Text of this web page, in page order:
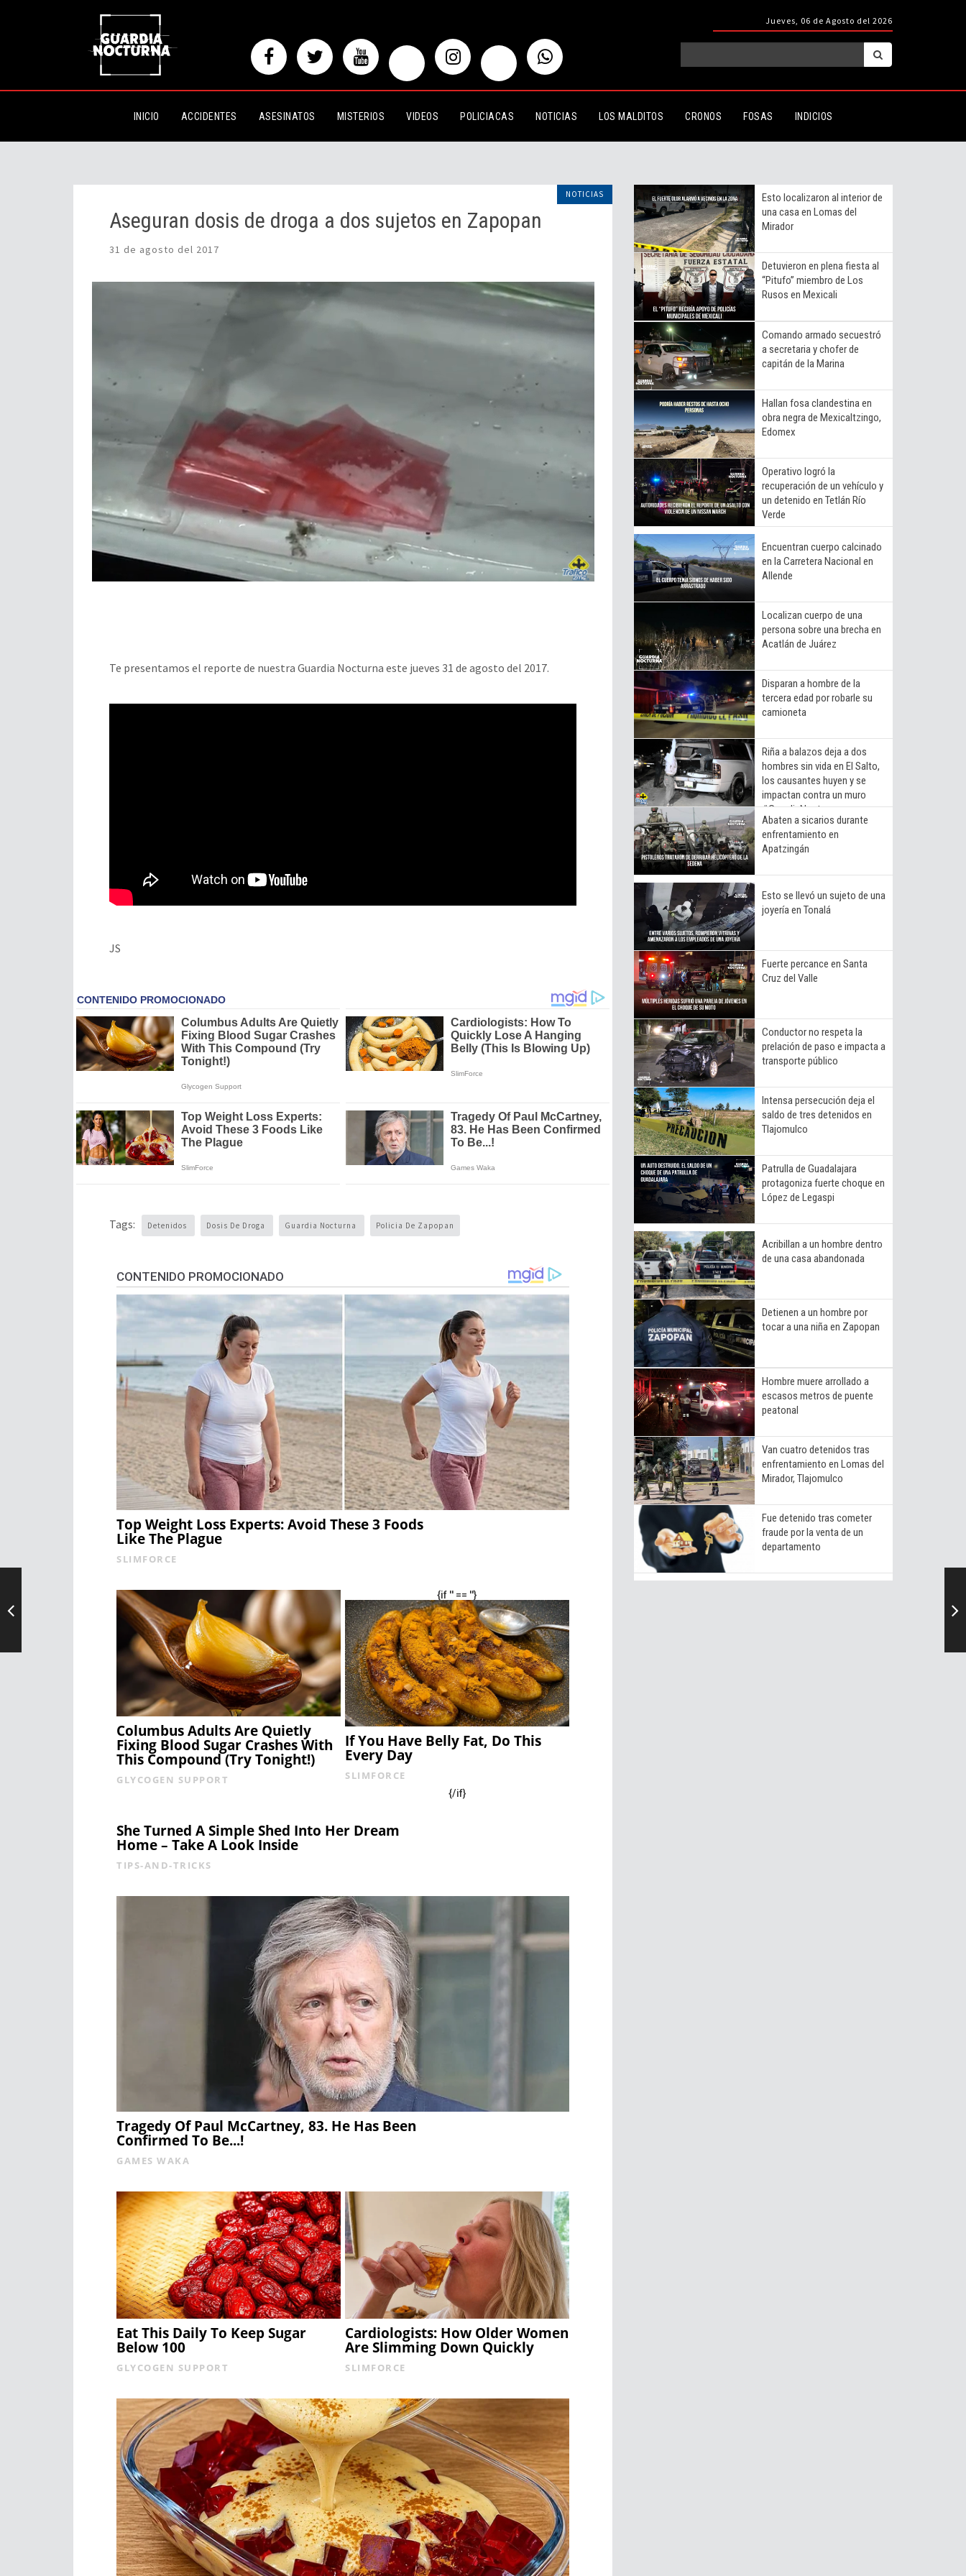
Jueves, 06 de Agosto del 2026
INICIO ACCIDENTES ASESINATOS MISTERIOS VIDEOS POLICIACAS NOTICIAS LOS MALDITOS CRONOS FOSAS INDICIOS
Aseguran dosis de droga a dos sujetos en Zapopan
NOTICIAS
Aseguran dosis de droga a dos sujetos en Zapopan
31 de agosto del 2017
Te presentamos el reporte de nuestra Guardia Nocturna este jueves 31 de agosto del 2017.
JS
Tags: Detenidos Dosis De Droga Guardia Nocturna Policia De Zapopan
CONTENIDO PROMOCIONADO
Top Weight Loss Experts: Avoid These 3 Foods
Like The Plague
SLIMFORCE
Columbus Adults Are Quietly
Fixing Blood Sugar Crashes With
This Compound (Try Tonight!)
GLYCOGEN SUPPORT
{if '' == ''}
If You Have Belly Fat, Do This
Every Day
SLIMFORCE
{/if}
She Turned A Simple Shed Into Her Dream
Home – Take A Look Inside
TIPS-AND-TRICKS
Tragedy Of Paul McCartney, 83. He Has Been
Confirmed To Be...!
GAMES WAKA
Eat This Daily To Keep Sugar
Below 100
GLYCOGEN SUPPORT
Cardiologists: How Older Women
Are Slimming Down Quickly
SLIMFORCE
Esto localizaron al interior de
una casa en Lomas del
Mirador
Detuvieron en plena fiesta al
“Pitufo” miembro de Los
Rusos en Mexicali
Comando armado secuestró
a secretaria y chofer de
capitán de la Marina
Hallan fosa clandestina en
obra negra de Mexicaltzingo,
Edomex
Operativo logró la
recuperación de un vehículo y
un detenido en Tetlán Río
Verde
Encuentran cuerpo calcinado
en la Carretera Nacional en
Allende
Localizan cuerpo de una
persona sobre una brecha en
Acatlán de Juárez
Disparan a hombre de la
tercera edad por robarle su
camioneta
Riña a balazos deja a dos
hombres sin vida en El Salto,
los causantes huyen y se
impactan contra un muro
#GuardiaNocturna
Abaten a sicarios durante
enfrentamiento en
Apatzingán
Esto se llevó un sujeto de una
joyería en Tonalá
Fuerte percance en Santa
Cruz del Valle
Conductor no respeta la
prelación de paso e impacta a
transporte público
Intensa persecución deja el
saldo de tres detenidos en
Tlajomulco
Patrulla de Guadalajara
protagoniza fuerte choque en
López de Legaspi
Acribillan a un hombre dentro
de una casa abandonada
Detienen a un hombre por
tocar a una niña en Zapopan
Hombre muere arrollado a
escasos metros de puente
peatonal
Van cuatro detenidos tras
enfrentamiento en Lomas del
Mirador, Tlajomulco
Fue detenido tras cometer
fraude por la venta de un
departamento